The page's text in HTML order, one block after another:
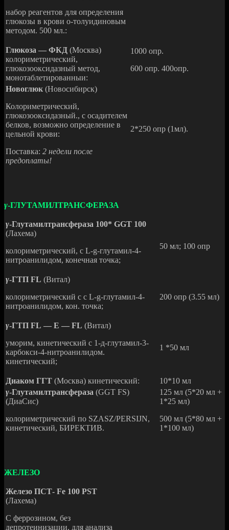
набор реагентов для определения
глюкозы в крови о-толуидиновым
методом. 500 мл.:
Глюкоза — ФКД (Москва)
колориметрический,
глюкозооксидазный метод,
монотаблетированныи:
1000 опр.
600 опр. 400опр.
Новоглюк (Новосибирск)
Колориметрический,
глюкозооксидазный., с осадителем
белков, возможно определение в
цельной крови:
Поставка: 2 недели после
предоплаты!
2*250 опр (1мл).
γ-ГЛУТАМИЛТРАНСФЕРАЗА
γ-Глутамилтрансфераза 100* GGT 100
(Лахема)
колориметрический, с L-g-глутамил-4-
нитроанилидом, конечная точка;
50 мл; 100 опр
γ-ГТП FL (Витал)
колориметрический с с L-g-глутамил-4-
нитроанилидом, кон. точка;
200 опр (3.55 мл)
γ-ГТП FL — Е — FL (Витал)
уморим, кинетический с 1-д-глутамил-3-
карбокси-4-нитроанилидом.
кинетический;
1 *50 мл
Диаком ГГТ (Москва) кинетический:
10*10 мл
γ-Глутамилтрансфераза (GGT FS)
(ДиаСис)
колориметрический пo SZASZ/PERSIJN,
кинетический, БИРЕКТИВ.
125 мл (5*20 мл +
1*25 мл)
500 мл (5*80 мл +
1*100 мл)
ЖЕЛЕЗО
Железо ПСТ- Fe 100 PST
(Лахема)
С феррозином, без
депротеинизации, для анализа